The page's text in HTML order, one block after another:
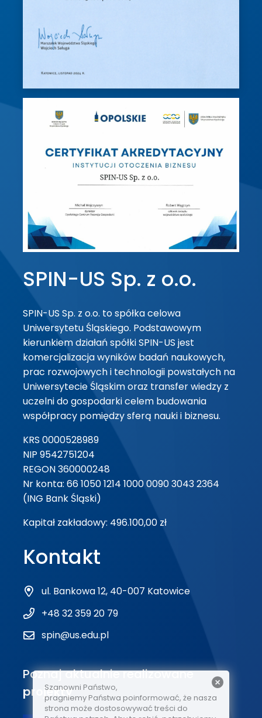
SPIN-US Sp. z o.o.
SPIN-US Sp. z o.o. to spółka celowa
Uniwersytetu Śląskiego. Podstawowym
kierunkiem działań spółki SPIN-US jest
komercjalizacja wyników badań naukowych,
prac rozwojowych i technologii powstałych na
Uniwersytecie Śląskim oraz transfer wiedzy z
uczelni do gospodarki celem budowania
współpracy pomiędzy sferą nauki i biznesu.
KRS 0000528989
NIP 9542751204
REGON 360000248
Nr konta: 66 1050 1214 1000 0090 3043 2364
(ING Bank Śląski)
Kapitał zakładowy: 496.100,00 zł
Kontakt
ul. Bankowa 12, 40-007 Katowice
+48 32 359 20 79
spin@us.edu.pl
Poznaj aktualnie realizowane
projekty
Szanowni Państwo,
pragniemy Państwa poinformować, że nasza
strona może dostosowywać treści do